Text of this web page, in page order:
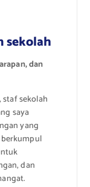
sekolah
dan
sekolah
saya
yang
dan